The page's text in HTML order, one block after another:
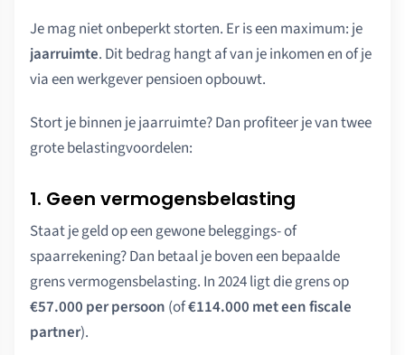
Je mag niet onbeperkt storten. Er is een maximum: je
jaarruimte. Dit bedrag hangt af van je inkomen en of je
via een werkgever pensioen opbouwt.
Stort je binnen je jaarruimte? Dan profiteer je van twee
grote belastingvoordelen:
1. Geen vermogensbelasting
Staat je geld op een gewone beleggings- of
spaarrekening? Dan betaal je boven een bepaalde
grens vermogensbelasting. In 2024 ligt die grens op
€57.000 per persoon (of€114.000 met een fiscale
partner).